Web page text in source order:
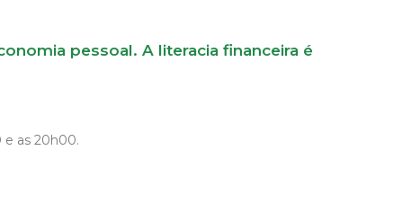
pessoal. A literacia financeira é
e as 20h00.